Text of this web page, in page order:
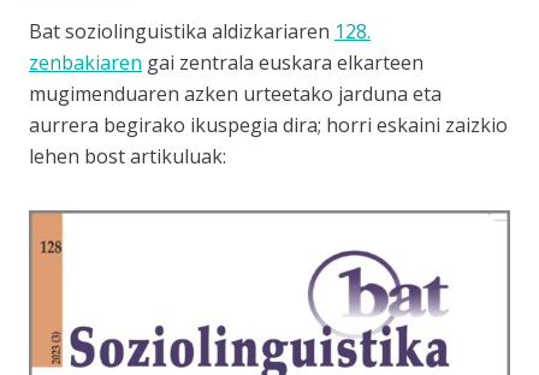
Bat soziolinguistika aldizkariaren 128.
zenbakiaren gai zentrala euskara elkarteen
mugimenduaren azken urteetako jarduna eta
aurrera begirako ikuspegia dira; horri eskaini zaizkio
lehen bost artikuluak: